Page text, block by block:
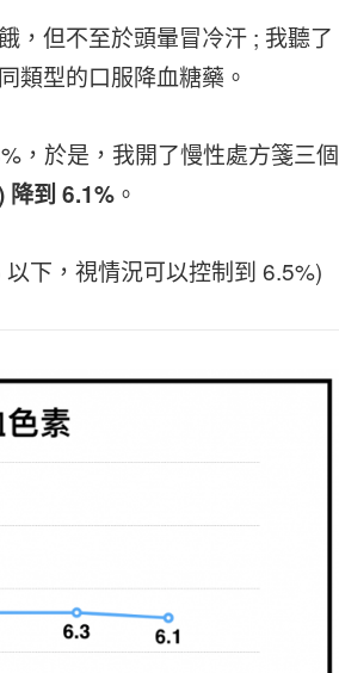
，但不至於頭暈冒冷汗 ; 我聽了
類型的口服降血糖藥。
，於是，我開了慢性處方箋三個
降到 6.1% 。
下，視情況可以控制到 6.5%)